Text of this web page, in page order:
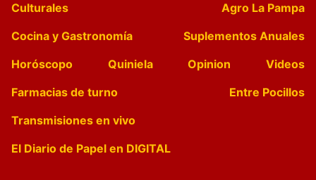
Culturales
Agro La Pampa
Cocina y Gastronomía
Suplementos Anuales
Horóscopo
Quiniela Opinion
Videos
Farmacias de turno
Entre Pocillos
Transmisiones en vivo
El Diario de Papel en DIGITAL